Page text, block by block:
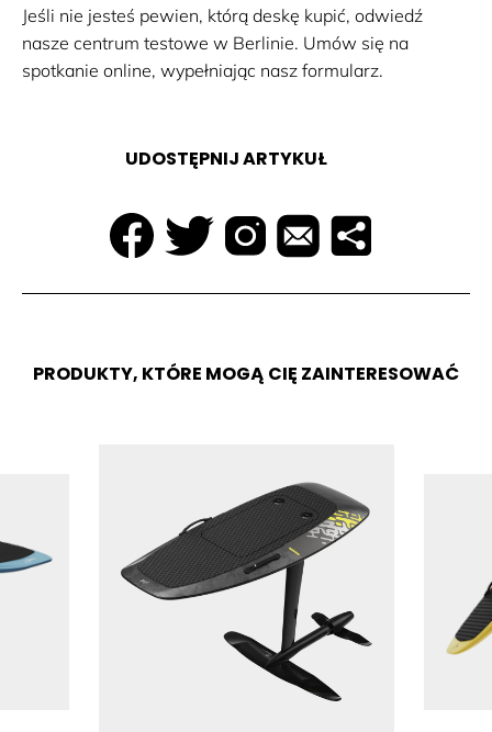
Jeśli nie jesteś pewien, którą deskę kupić, odwiedź
nasze centrum testowe w Berlinie. Umów się na
spotkanie online, wypełniając nasz formularz.
UDOSTĘPNIJ ARTYKUŁ
PRODUKTY, KTÓRE MOGĄ CIĘ ZAINTERESOWAĆ